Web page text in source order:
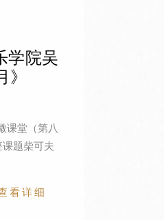
学院吴
课堂（第八
课题柴可夫
看详细